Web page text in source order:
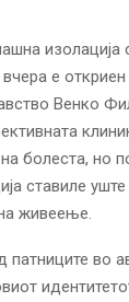
изолација
вчера е
Венко
болеста, но
ставиле
живеење.
патниците во